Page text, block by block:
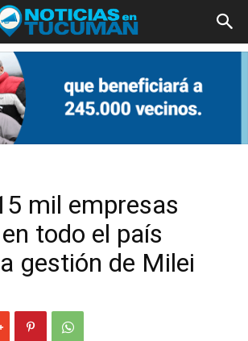
mil empresas
todo el país
gestión de Milei